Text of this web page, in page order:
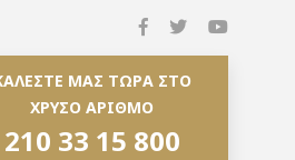
ΜΑΣ ΤΩΡΑ ΣΤΟ
ΧΡΥΣΟ ΑΡΙΘΜΟ
210 33 15 800